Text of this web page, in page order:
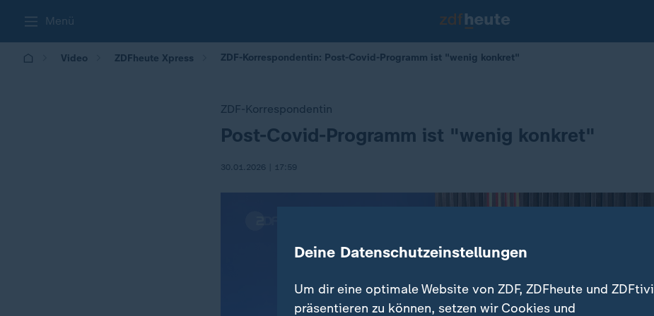
Menü
Video ZDFheute Xpress ZDF-Korrespondentin: Post-Covid-Programm ist "wenig konkret"
ZDF-Korrespondentin
:Post-Covid-Programm ist "wenig konkret"
30.01.2026 | 17:59
Deine Datenschutzeinstellungen
Um dir eine optimale Website von ZDF, ZDFheute und ZDFtivi
präsentieren zu können, setzen wir Cookies und